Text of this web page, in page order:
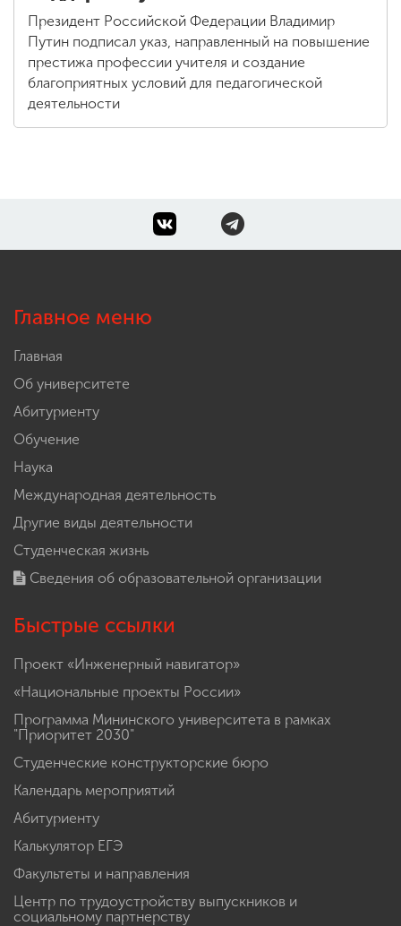
Президент Российской Федерации Владимир
Путин подписал указ, направленный на повышение
престижа профессии учителя и создание
благоприятных условий для педагогической
деятельности
Главное меню
Главная
Об университете
Абитуриенту
Обучение
Наука
Международная деятельность
Другие виды деятельности
Студенческая жизнь
Сведения об образовательной организации
Быстрые ссылки
Проект «Инженерный навигатор»
«Национальные проекты России»
Программа Мининского университета в рамках
"Приоритет 2030"
Студенческие конструкторские бюро
Календарь мероприятий
Абитуриенту
Калькулятор ЕГЭ
Факультеты и направления
Центр по трудоустройству выпускников и
социальному партнерству